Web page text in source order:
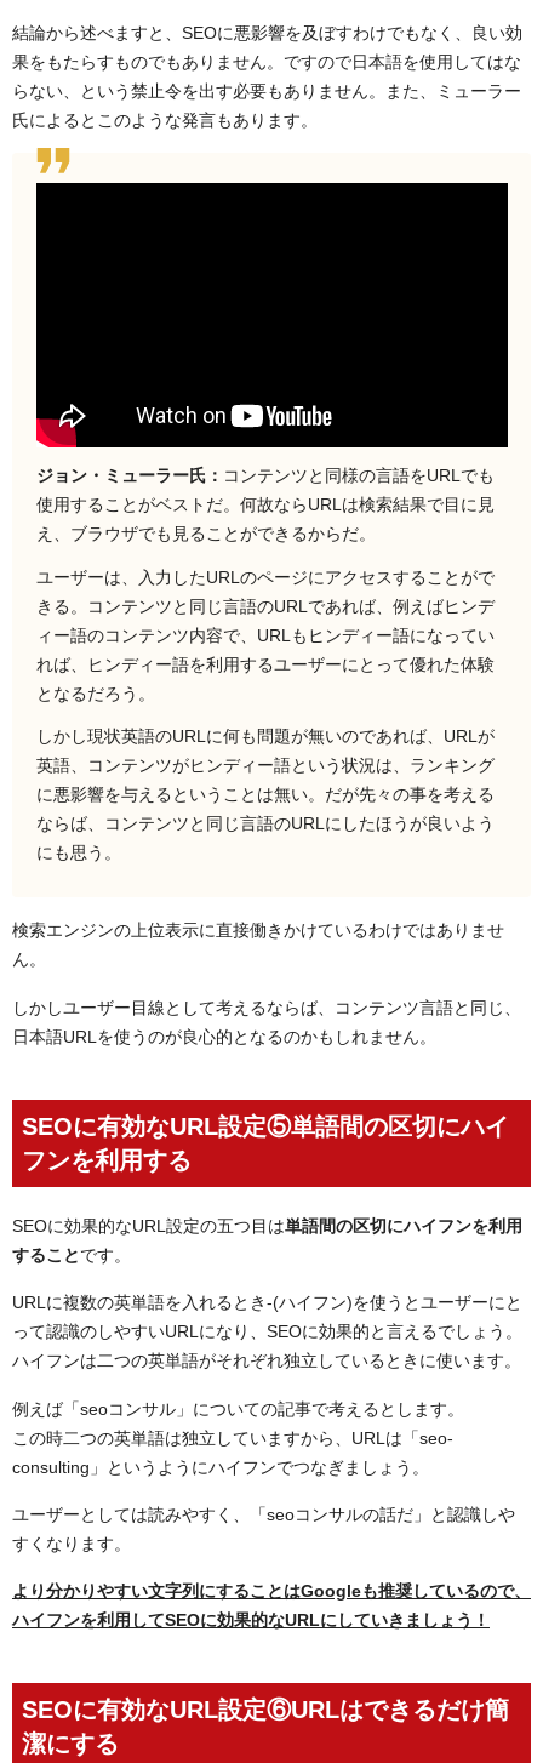
結論から述べますと、SEOに悪影響を及ぼすわけでもなく、良い効
果をもたらすものでもありません。ですので日本語を使用してはな
らない、という禁止令を出す必要もありません。また、ミューラー
氏によるとこのような発言もあります。
ジョン・ミューラー氏： コンテンツと同様の言語をURLでも
使用することがベストだ。何故ならURLは検索結果で目に見
え、ブラウザでも見ることができるからだ。
ユーザーは、入力したURLのページにアクセスすることがで
きる。コンテンツと同じ言語のURLであれば、例えばヒンデ
ィー語のコンテンツ内容で、URLもヒンディー語になってい
れば、ヒンディー語を利用するユーザーにとって優れた体験
となるだろう。
しかし現状英語のURLに何も問題が無いのであれば、URLが
英語、コンテンツがヒンディー語という状況は、ランキング
に悪影響を与えるということは無い。だが先々の事を考える
ならば、コンテンツと同じ言語のURLにしたほうが良いよう
にも思う。
検索エンジンの上位表示に直接働きかけているわけではありませ
ん。
しかしユーザー目線として考えるならば、コンテンツ言語と同じ、
日本語URLを使うのが良心的となるのかもしれません。
SEOに有効なURL設定⑤単語間の区切にハイ
フンを利用する
SEOに効果的なURL設定の五つ目は単語間の区切にハイフンを利用
することです。
URLに複数の英単語を入れるとき-(ハイフン)を使うとユーザーにと
って認識のしやすいURLになり、SEOに効果的と言えるでしょう。
ハイフンは二つの英単語がそれぞれ独立しているときに使います。
例えば「seoコンサル」についての記事で考えるとします。
この時二つの英単語は独立していますから、URLは「seo-
consulting」というようにハイフンでつなぎましょう。
ユーザーとしては読みやすく、「seoコンサルの話だ」と認識しや
すくなります。
より分かりやすい文字列にすることはGoogleも推奨しているので、
ハイフンを利用してSEOに効果的なURLにしていきましょう！
SEOに有効なURL設定⑥URLはできるだけ簡
潔にする